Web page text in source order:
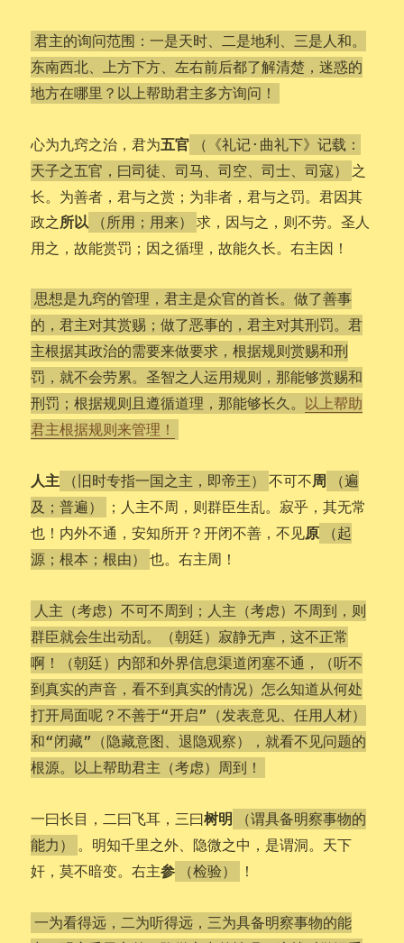
君主的询问范围：一是天时、二是地利、三是人和。
东南西北、上方下方、左右前后都了解清楚，迷惑的
地方在哪里？以上帮助君主多方询问！
心为九窍之治，君为五官
（《礼记·曲礼下》记载：
天子之五官，曰司徒、司马、司空、司士、司寇）
之
长。为善者，君与之赏；为非者，君与之罚。君因其
政之所以 （所用；用来）
求，因与之，则不劳。圣人
用之，故能赏罚；因之循理，故能久长。右主因！
思想是九窍的管理，君主是众官的首长。做了善事
的，君主对其赏赐；做了恶事的，君主对其刑罚。君
主根据其政治的需要来做要求，根据规则赏赐和刑
罚，就不会劳累。圣智之人运用规则，那能够赏赐和
刑罚；根据规则且遵循道理，那能够长久。 以上帮助
君主根据规则来管理！
人主 （旧时专指一国之主，即帝王） 不可不周
（遍
及；普遍）
；人主不周，则群臣生乱。寂乎，其无常
也！内外不通，安知所开？开闭不善，不见原
（起
源；根本；根由）
也。右主周！
人主（考虑）不可不周到；人主（考虑）不周到，则
群臣就会生出动乱。（朝廷）寂静无声，这不正常
啊！（朝廷）内部和外界信息渠道闭塞不通，（听不
到真实的声音，看不到真实的情况）怎么知道从何处
打开局面呢？不善于“开启”（发表意见、任用人材）
和“闭藏”（隐藏意图、退隐观察），就看不见问题的
根源。以上帮助君主（考虑）周到！
一曰长目，二曰飞耳，三曰树明
（谓具备明察事物的
能力）
。明知千里之外、隐微之中，是谓洞。天下
奸，莫不暗变。右主参 （检验） ！
一为看得远，二为听得远，三为具备明察事物的能